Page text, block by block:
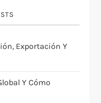
Exportación Y
Y Cómo